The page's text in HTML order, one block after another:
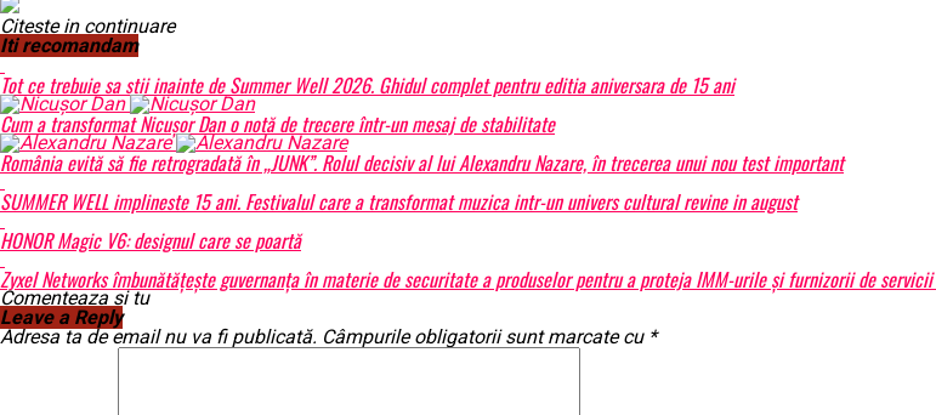
Citeste in continuare
Iti recomandam
Tot ce trebuie sa stii inainte de Summer Well 2026. Ghidul complet pentru editia aniversara de 15 ani
Cum a transformat Nicușor Dan o notă de trecere într-un mesaj de stabilitate
România evită să fie retrogradată în „JUNK”. Rolul decisiv al lui Alexandru Nazare, în trecerea unui nou test important
SUMMER WELL implineste 15 ani. Festivalul care a transformat muzica intr-un univers cultural revine in august
HONOR Magic V6: designul care se poartă
Zyxel Networks îmbunătățește guvernanța în materie de securitate a produselor pentru a proteja IMM-urile și furnizorii de
Comenteaza si tu
Leave a Reply
Adresa ta de email nu va fi publicată. Câmpurile obligatorii sunt marcate cu *